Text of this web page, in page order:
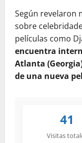
Según revelaron
sobre
películas como
encuentra
Atlanta
de una nueva
41
Visitas